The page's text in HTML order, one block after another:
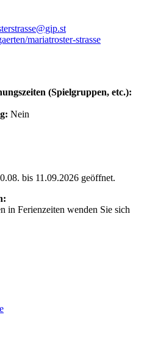
mariatroster-strasse
(Spielgruppen, etc.):
Nein
bis 11.09.2026 geöffnet.
in Ferienzeiten wenden Sie sich